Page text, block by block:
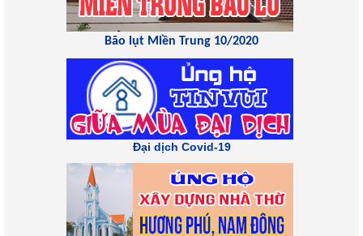
Bão lụt Miền Trung 10/2020
Đại dịch Covid-19